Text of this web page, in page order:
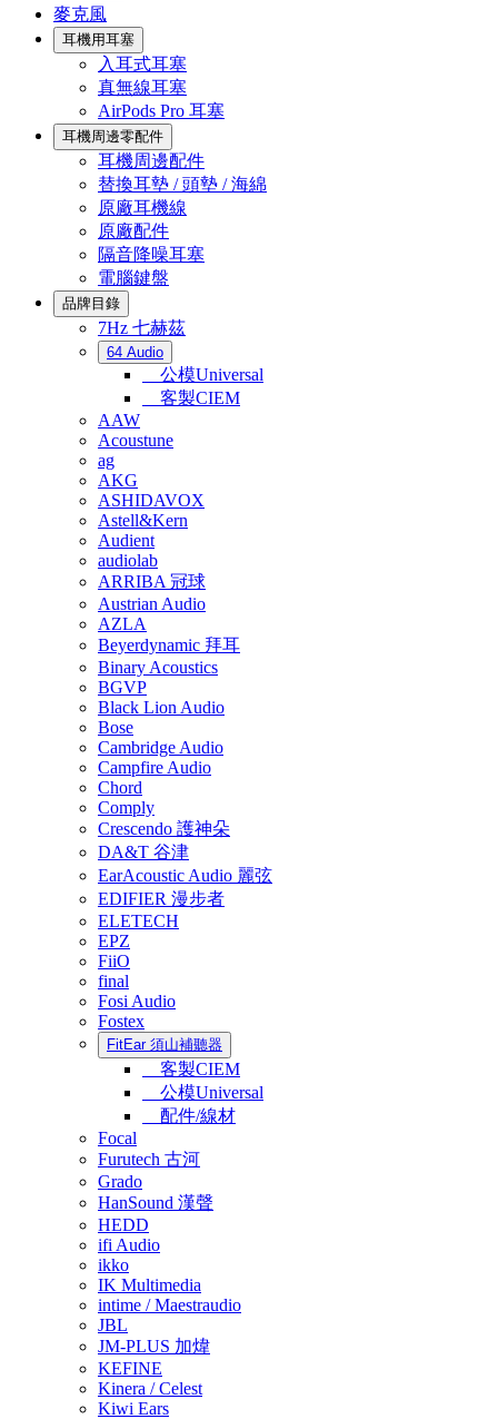
麥克風
耳機用耳塞
入耳式耳塞
真無線耳塞
AirPods Pro 耳塞
耳機周邊零配件
耳機周邊配件
替換耳墊 / 頭墊 / 海綿
原廠耳機線
原廠配件
隔音降噪耳塞
電腦鍵盤
品牌目錄
7Hz 七赫茲
64 Audio
公模Universal
客製CIEM
AAW
Acoustune
ag
AKG
ASHIDAVOX
Astell&Kern
Audient
audiolab
ARRIBA 冠球
Austrian Audio
AZLA
Beyerdynamic 拜耳
Binary Acoustics
BGVP
Black Lion Audio
Bose
Cambridge Audio
Campfire Audio
Chord
Comply
Crescendo 護神朵
DA&T 谷津
EarAcoustic Audio 麗弦
EDIFIER 漫步者
ELETECH
EPZ
FiiO
final
Fosi Audio
Fostex
FitEar 須山補聽器
客製CIEM
公模Universal
配件/線材
Focal
Furutech 古河
Grado
HanSound 漢聲
HEDD
ifi Audio
ikko
IK Multimedia
intime / Maestraudio
JBL
JM-PLUS 加煒
KEFINE
Kinera / Celest
Kiwi Ears